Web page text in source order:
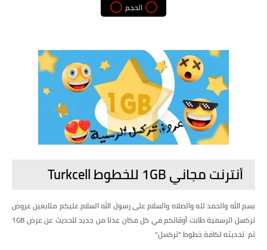
الحجم
أنترنت مجاني 1GB للخطوط Turkcell
بسم الله والحمد لله والصلاه والسلام على رسول الله السلام عليكم متابعين عروض
تركسل الرسمية طابت أوقاتكم في كل مكان عدنا من جديد للحديث عن عرض 1GB
تم تحديثه لكافة خطوط "تركسل"